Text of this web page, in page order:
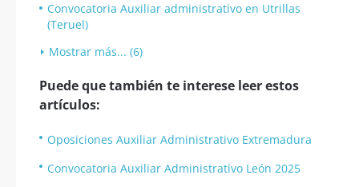
Convocatoria Auxiliar administrativo en Utrillas
(Teruel)
Mostrar más... (6)
Puede que también te interese leer estos
artículos:
Oposiciones Auxiliar Administrativo Extremadura
Convocatoria Auxiliar Administrativo León 2025